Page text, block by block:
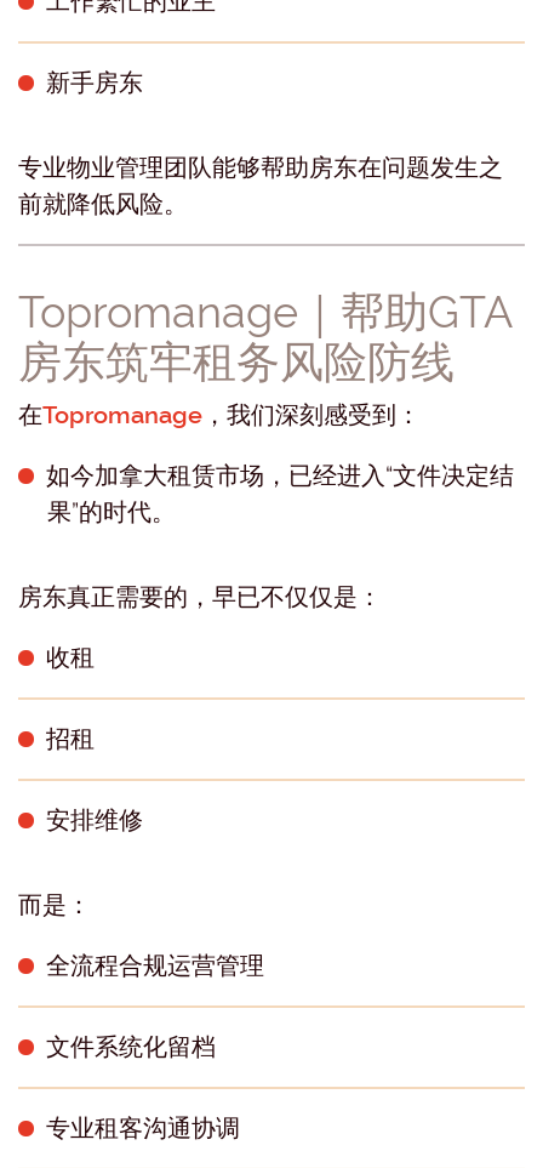
新手房东
专业物业管理团队能够帮助房东在问题发生之
前就降低风险。
Topromanage｜帮助GTA
房东筑牢租务风险防线
在Topromanage ，我们深刻感受到：
如今加拿大租赁市场，已经进入“文件决定结
果”的时代。
房东真正需要的，早已不仅仅是：
收租
招租
安排维修
而是：
全流程合规运营管理
文件系统化留档
专业租客沟通协调